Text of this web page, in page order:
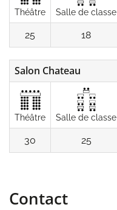
Théâtre Salle de classe
25 18
Salon Chateau
Théâtre Salle de classe
30 25
Contact